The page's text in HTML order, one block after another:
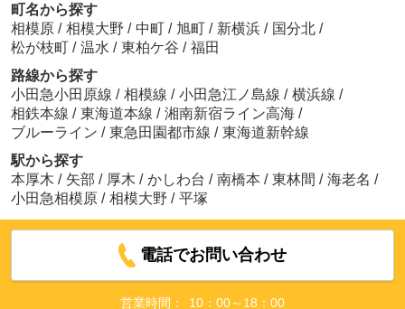
町名から探す
相模原 / 相模大野 / 中町 / 旭町 / 新横浜 / 国分北 /
松が枝町 / 温水 / 東柏ケ谷 / 福田
路線から探す
小田急小田原線 / 相模線 / 小田急江ノ島線 / 横浜線 /
相鉄本線 / 東海道本線 / 湘南新宿ライン高海 /
ブルーライン / 東急田園都市線 / 東海道新幹線
駅から探す
本厚木 / 矢部 / 厚木 / かしわ台 / 南橋本 / 東林間 / 海老名 /
小田急相模原 / 相模大野 / 平塚
電話でお問い合わせ
営業時間： 10：00～18：00